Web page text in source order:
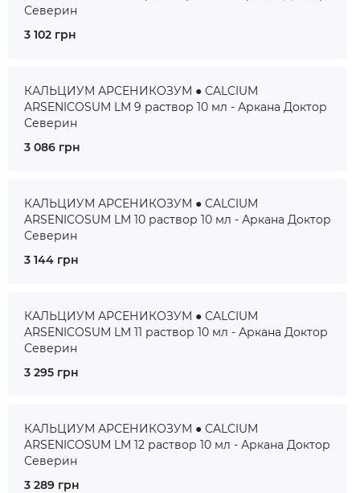
Северин
3 102 грн
КАЛЬЦИУМ АРСЕНИКОЗУМ ● CALCIUM
ARSENICOSUM LM 9 раствор 10 мл - Аркана Доктор
Северин
3 086 грн
КАЛЬЦИУМ АРСЕНИКОЗУМ ● CALCIUM
ARSENICOSUM LM 10 раствор 10 мл - Аркана Доктор
Северин
3 144 грн
КАЛЬЦИУМ АРСЕНИКОЗУМ ● CALCIUM
ARSENICOSUM LM 11 раствор 10 мл - Аркана Доктор
Северин
3 295 грн
КАЛЬЦИУМ АРСЕНИКОЗУМ ● CALCIUM
ARSENICOSUM LM 12 раствор 10 мл - Аркана Доктор
Северин
3 289 грн